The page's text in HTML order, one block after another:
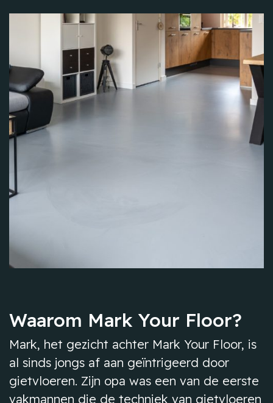
Waarom Mark Your Floor?
Mark, het gezicht achter Mark Your Floor, is
al sinds jongs af aan geïntrigeerd door
gietvloeren. Zijn opa was een van de eerste
vakmannen die de techniek van gietvloeren